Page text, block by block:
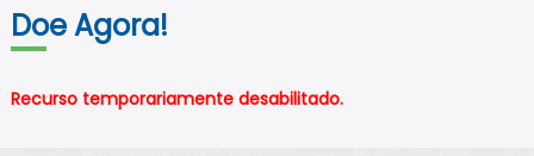
Doe Agora!
Recurso temporariamente desabilitado.